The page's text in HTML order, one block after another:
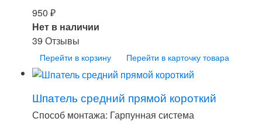
950 ₽
Нет в наличии
39 Отзывы
Перейти в корзину Перейти в карточку товара
Шпатель средний прямой короткий
Способ монтажа: Гарпунная система